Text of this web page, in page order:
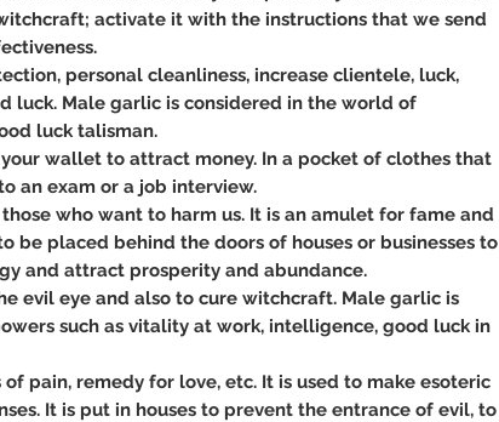
activate it with the instructions that we send
personal cleanliness, increase clientele, luck,
luck. Male garlic is considered in the world of
luck talisman.
wallet to attract money. In a pocket of clothes that
an exam or a job interview.
those who want to harm us. It is an amulet for fame and
be placed behind the doors of houses or businesses to
and attract prosperity and abundance.
evil eye and also to cure witchcraft. Male garlic is
such as vitality at work, intelligence, good luck in
pain, remedy for love, etc. It is used to make esoteric
It is put in houses to prevent the entrance of evil, to